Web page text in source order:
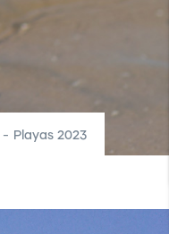
- Playas 2023